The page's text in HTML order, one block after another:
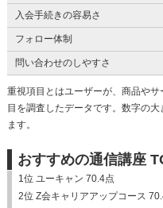
入会手続きの容易さ
フォロー体制
問い合わせのしやすさ
重視項目とはユーザーが、商品や
目を調査したデータです。数字の
ます。
おすすめの通信講座
1位 ユーキャン 70.4点
2位 Z会キャリアアップコース